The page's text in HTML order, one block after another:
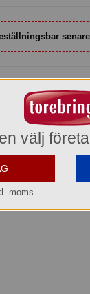
senare
2025:
av
Toffee,
Eclairs.
välj
moms